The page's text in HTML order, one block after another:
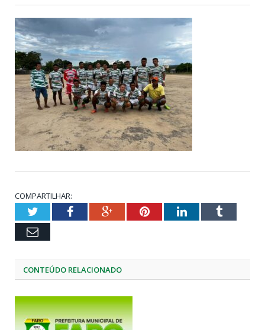
COMPARTILHAR:
TwitterFacebookGoogle+PinterestLinkedInTumblr
Email
CONTEÚDO RELACIONADO